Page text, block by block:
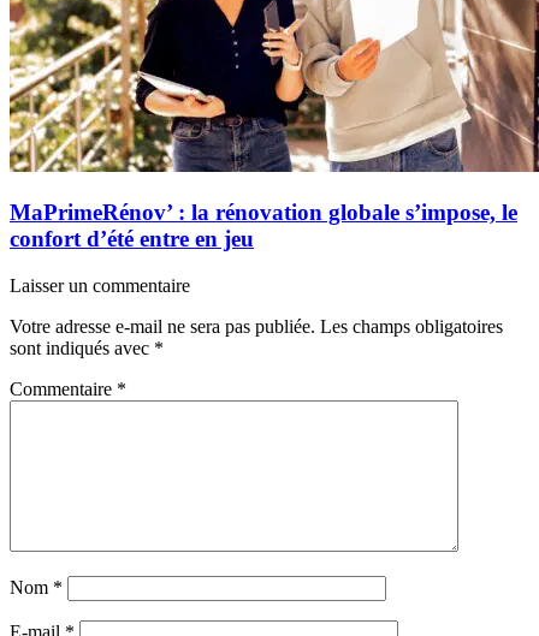
MaPrimeRénov’ : la rénovation globale s’impose, le
confort d’été entre en jeu
Laisser un commentaire
Votre adresse e-mail ne sera pas publiée. Les champs obligatoires
sont indiqués avec *
Commentaire *
Nom *
E-mail *